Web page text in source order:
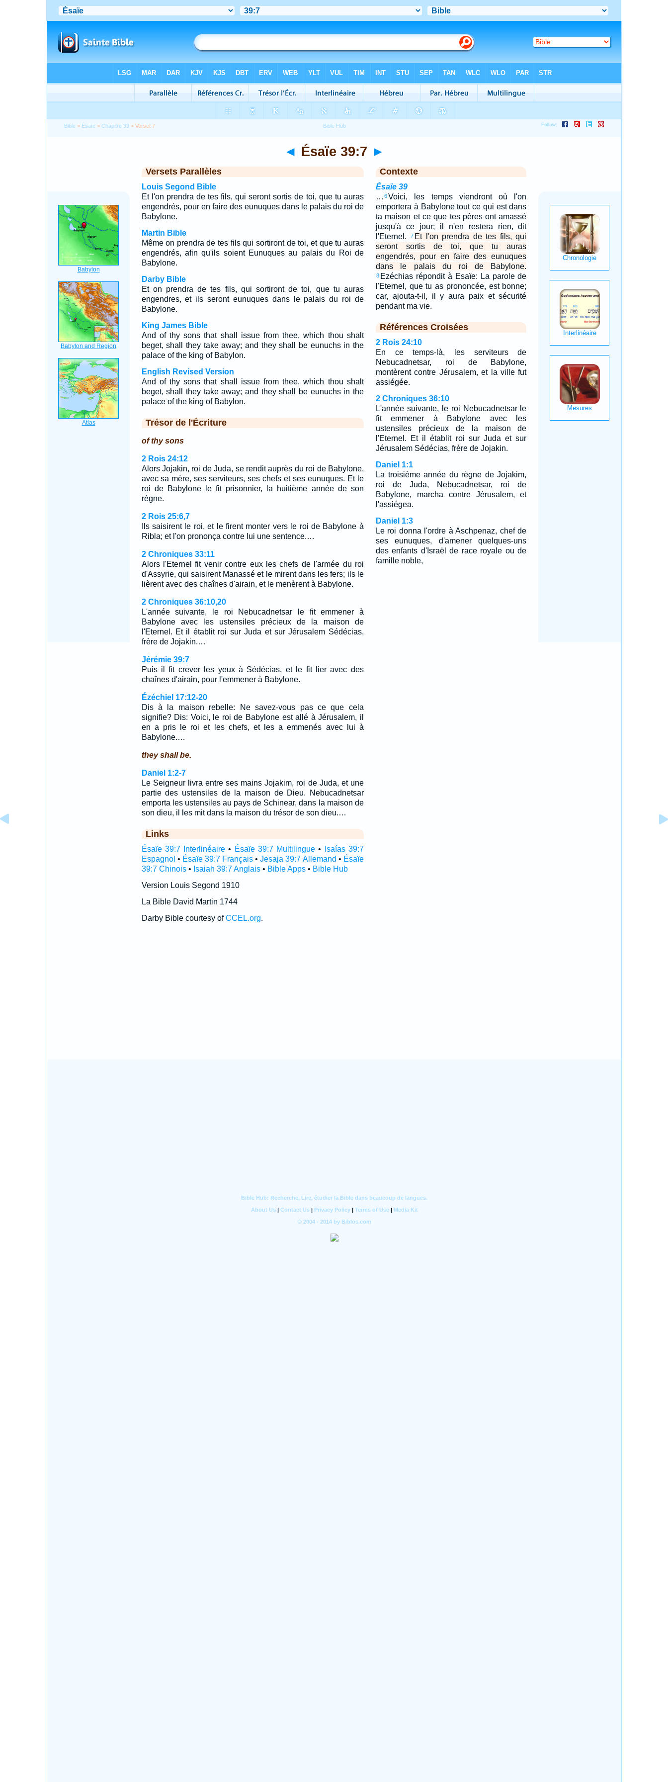
Bible > Ésaïe >Chapitre 39 > Verset 7
◄ Ésaïe 39:7 ►
Versets Parallèles
Louis Segond Bible
Et l'on prendra de tes fils, qui seront sortis de toi, que tu auras
engendrés, pour en faire des eunuques dans le palais du roi de
Babylone.
Martin Bible
Même on prendra de tes fils qui sortiront de toi, et que tu auras
engendrés, afin qu'ils soient Eunuques au palais du Roi de
Babylone.
Darby Bible
Et on prendra de tes fils, qui sortiront de toi, que tu auras
engendres, et ils seront eunuques dans le palais du roi de
Babylone.
King James Bible
And of thy sons that shall issue from thee, which thou shalt
beget, shall they take away; and they shall be eunuchs in the
palace of the king of Babylon.
English Revised Version
And of thy sons that shall issue from thee, which thou shalt
beget, shall they take away; and they shall be eunuchs in the
palace of the king of Babylon.
Trésor de l'Écriture
of thy sons
2 Rois 24:12
Alors Jojakin, roi de Juda, se rendit auprès du roi de Babylone,
avec sa mère, ses serviteurs, ses chefs et ses eunuques. Et le
roi de Babylone le fit prisonnier, la huitième année de son
règne.
2 Rois 25:6,7
Ils saisirent le roi, et le firent monter vers le roi de Babylone à
Ribla; et l'on prononça contre lui une sentence.…
2 Chroniques 33:11
Alors l'Eternel fit venir contre eux les chefs de l'armée du roi
d'Assyrie, qui saisirent Manassé et le mirent dans les fers; ils le
lièrent avec des chaînes d'airain, et le menèrent à Babylone.
2 Chroniques 36:10,20
L'année suivante, le roi Nebucadnetsar le fit emmener à
Babylone avec les ustensiles précieux de la maison de
l'Eternel. Et il établit roi sur Juda et sur Jérusalem Sédécias,
frère de Jojakin.…
Jérémie 39:7
Puis il fit crever les yeux à Sédécias, et le fit lier avec des
chaînes d'airain, pour l'emmener à Babylone.
Ézéchiel 17:12-20
Dis à la maison rebelle: Ne savez-vous pas ce que cela
signifie? Dis: Voici, le roi de Babylone est allé à Jérusalem, il
en a pris le roi et les chefs, et les a emmenés avec lui à
Babylone.…
they shall be.
Daniel 1:2-7
Le Seigneur livra entre ses mains Jojakim, roi de Juda, et une
partie des ustensiles de la maison de Dieu. Nebucadnetsar
emporta les ustensiles au pays de Schinear, dans la maison de
son dieu, il les mit dans la maison du trésor de son dieu.…
Links
Ésaïe 39:7 Interlinéaire • Ésaïe 39:7 Multilingue •
Isaías 39:7
Espagnol • Ésaïe 39:7 Français •Jesaja 39:7 Allemand • Ésaïe
39:7 Chinois• Isaiah 39:7 Anglais• Bible Apps• Bible Hub
Version Louis Segond 1910
La Bible David Martin 1744
Darby Bible courtesy ofCCEL.org.
Contexte
Ésaïe 39
… 6Voici, les temps viendront où l'on
emportera à Babylone tout ce qui est dans
ta maison et ce que tes pères ont amassé
jusqu'à ce jour; il n'en restera rien, dit
l'Eternel.
7 Et l'on prendra de tes fils, qui
seront sortis de toi, que tu auras
engendrés, pour en faire des eunuques
dans le palais du roi de Babylone.
8 Ezéchias répondit à Esaïe: La parole de
l'Eternel, que tu as prononcée, est bonne;
car, ajouta-t-il, il y aura paix et sécurité
pendant ma vie.
Références Croisées
2 Rois 24:10
En ce temps-là, les serviteurs de
Nebucadnetsar, roi de Babylone,
montèrent contre Jérusalem, et la ville fut
assiégée.
2 Chroniques 36:10
L'année suivante, le roi Nebucadnetsar le
fit emmener à Babylone avec les
ustensiles précieux de la maison de
l'Eternel. Et il établit roi sur Juda et sur
Jérusalem Sédécias, frère de Jojakin.
Daniel 1:1
La troisième année du règne de Jojakim,
roi de Juda, Nebucadnetsar, roi de
Babylone, marcha contre Jérusalem, et
l'assiégea.
Daniel 1:3
Le roi donna l'ordre à Aschpenaz, chef de
ses eunuques, d'amener quelques-uns
des enfants d'Israël de race royale ou de
famille noble,